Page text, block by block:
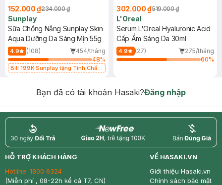
152.000 ₫234.000 ₫
Sunplay
Sữa Chống Nắng Sunplay Skin
Aqua Dưỡng Da Sáng Mịn 55g
4.9 (108)
454/tháng
48%
Bill 199K Sunplay tặng Tinh Chất
302.000 ₫519.000 ₫
L'Oreal
Serum L'Oreal Hyaluronic Acid
Cấp Ẩm Sáng Da 30ml
4.9 (27)
275/tháng
60%
Bạn đã có tài khoản Hasaki?Đăng nhập
return nowfree price
HỖ TRỢ KHÁCH HÀNG
Hotline: 1800 6324
(Miễn phí , 08-22h kể cả T7, CN)
VỀ HASAKI.VN
Giới thiệu Hasaki.vn
Chính sách bảo mật